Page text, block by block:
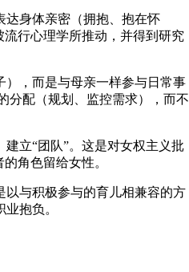
达身体亲密（拥抱、抱在怀
流行心理学所推动，并得到研究
），而是与母亲一样参与日常事
分配 （规划、监控需求），而不
立“团队”。这是对女权主义批
角色留给女性。
以与积极参与的育儿相兼容的方
抱负。